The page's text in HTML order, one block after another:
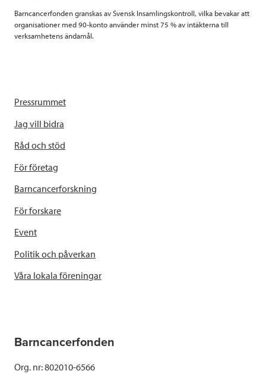
Barncancerfonden granskas av Svensk Insamlingskontroll, vilka bevakar att
organisationer med 90-konto använder minst 75 % av intäkterna till
verksamhetens ändamål.
Pressrummet
Jag vill bidra
Råd och stöd
För företag
Barncancerforskning
För forskare
Event
Politik och påverkan
Våra lokala föreningar
Barncancerfonden
Org. nr: 802010-6566